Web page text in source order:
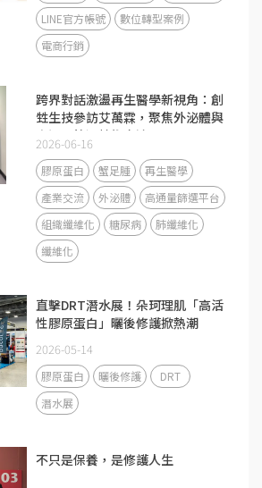
LINE官方帳號
數位轉型案例
電商行銷
跨界對話激盪再生醫學新視角：創
甡生技參訪艾萬霖，聚焦外泌體與
高通量篩選技術交流
2026-06-16
膠原蛋白 蟹足腫
再生醫學
產業交流
外泌體
高通量篩選平台
組織纖維化
糖尿病
肺纖維化
纖維化
直擊DRT潛水展！朵珂理肌「高活
性膠原蛋白」曬後修護掀熱潮
2026-05-14
膠原蛋白 曬後修護
DRT
潛水展
不只是保養，是修護人生